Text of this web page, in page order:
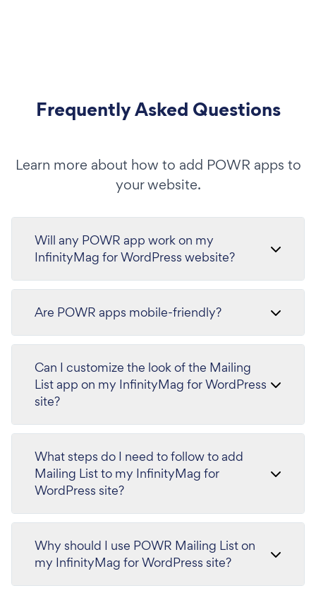
Frequently Asked Questions
Learn more about how to add POWR apps to
your website.
Will any POWR app work on my
InfinityMag for WordPress website?
Are POWR apps mobile-friendly?
Can I customize the look of the Mailing
List app on my InfinityMag for WordPress
site?
What steps do I need to follow to add
Mailing List to my InfinityMag for
WordPress site?
Why should I use POWR Mailing List on
my InfinityMag for WordPress site?